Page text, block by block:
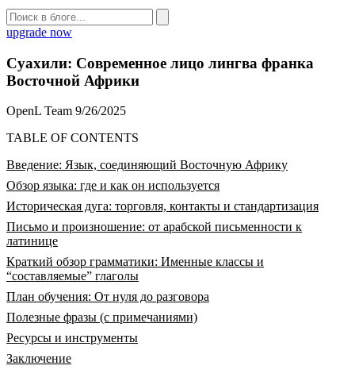
upgrade now
Суахили: Современное лицо лингва франка
Восточной Африки
OpenL Team 9/26/2025
TABLE OF CONTENTS
Введение: Язык, соединяющий Восточную Африку
Обзор языка: где и как он используется
Историческая дуга: торговля, контакты и стандартизация
Письмо и произношение: от арабской письменности к
латинице
Краткий обзор грамматики: Именные классы и
“составляемые” глаголы
План обучения: От нуля до разговора
Полезные фразы (с примечаниями)
Ресурсы и инструменты
Заключение